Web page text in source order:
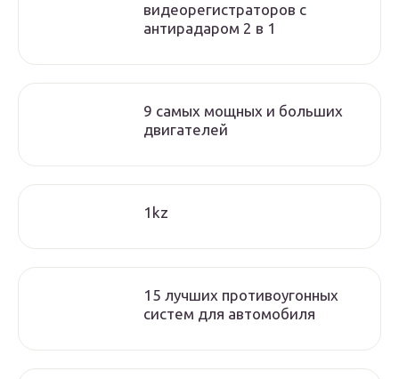
видеорегистраторов с
антирадаром 2 в 1
9 самых мощных и больших
двигателей
1kz
15 лучших противоугонных
систем для автомобиля